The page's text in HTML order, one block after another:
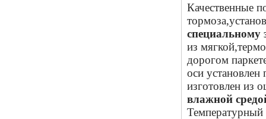
Качественные
специальному
из
дорогом
оси
изготовлен из
влажной